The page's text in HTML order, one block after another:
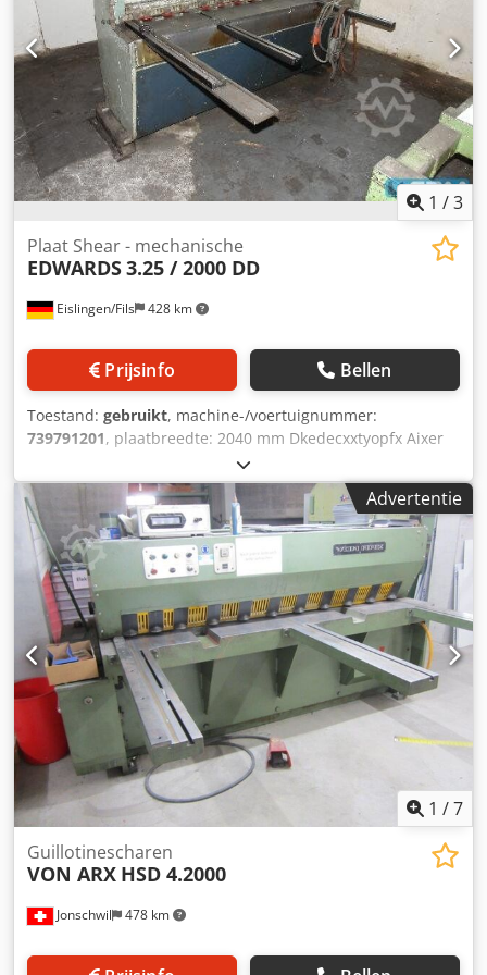
1 /3
Eislingen/Fils 428 km
Plaat Shear - mechanische
EDWARDS3.25 / 2000 DD
Prijsinfo Bellen
Toestand: gebruikt, machine-/voertuignummer:
739791201, plaatbreedte: 2040 mm Dkedecxxtyopfx Aixer
plaatdikte: 3,25 mm afstand tussen de kolommen: 2200
mm totaal benodigd vermogen: 7,5 kW afmetingen van de
machine ca.:2,55 x 2,3 x 1,4 m
Advertentie
1 /7
Jonschwil 478 km
Guillotinescharen
VON ARX HSD 4.2000